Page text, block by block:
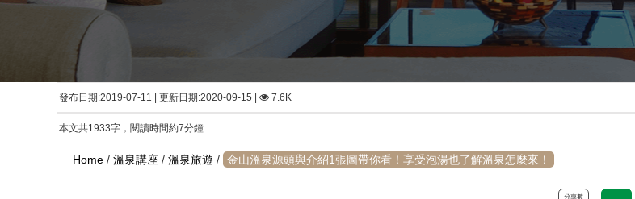
發布日期:2019-07-11 | 更新日期:2020-09-15 | 7.6K
本文共1933字，閱讀時間約7分鐘
Home/ 溫泉講座 / 溫泉旅遊 / 金山溫泉源頭與介紹1張圖帶你看！享受泡湯也了解溫泉怎麼來！